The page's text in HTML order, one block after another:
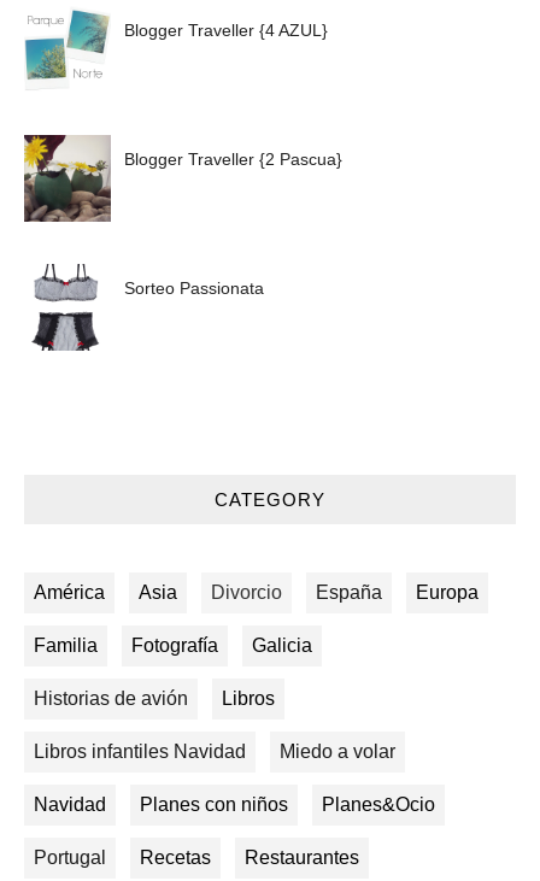
Blogger Traveller {4 AZUL}
Blogger Traveller {2 Pascua}
Sorteo Passionata
CATEGORY
América Asia Divorcio España Europa
Familia Fotografía Galicia
Historias de avión Libros
Libros infantiles Navidad Miedo a volar
Navidad Planes con niños Planes&Ocio
Portugal Recetas Restaurantes